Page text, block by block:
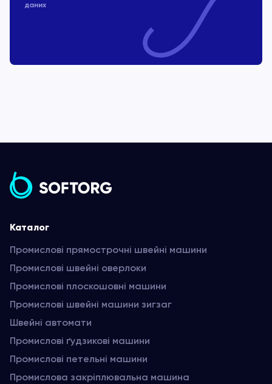
даних
Каталог
Промислові прямострочні швейні машини
Промислові швейні оверлоки
Промислові плоскошовні машини
Промислові швейні машини зигзаг
Швейні автомати
Промислові ґудзикові машини
Промислові петельні машини
Промислова закріплювальна машина